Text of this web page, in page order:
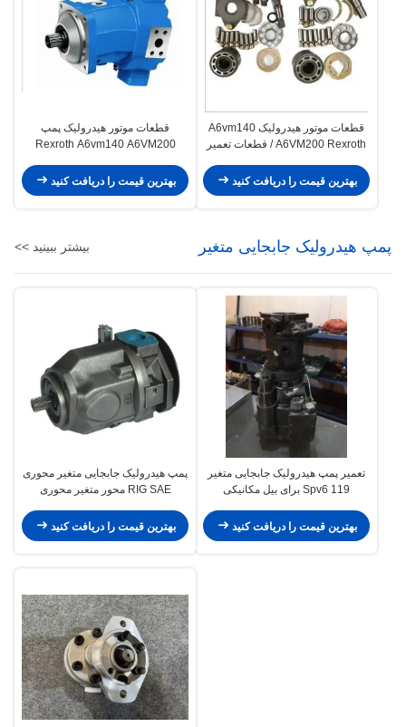
قطعات موتور هیدرولیک A6vm140
A6VM200 Rexroth / قطعات تعمیر
بهترین قیمت را دریافت کنید
قطعات موتور هیدرولیک پمپ
Rexroth A6vm140 A6VM200
بهترین قیمت را دریافت کنید
پمپ هیدرولیک جابجایی متغیر بیشتر ببینید >>
تعمیر پمپ هیدرولیک جابجایی متغیر
Spv6 119 برای بیل مکانیکی
بهترین قیمت را دریافت کنید
پمپ هیدرولیک جابجایی متغیر محوری
RIG SAE محور متغیر محوری
بهترین قیمت را دریافت کنید